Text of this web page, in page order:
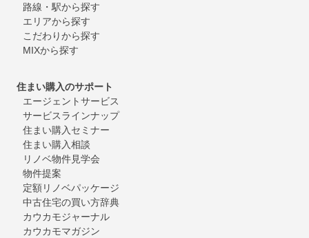
路線・駅から探す
エリアから探す
こだわりから探す
MIXから探す
住まい購入のサポート
エージェントサービス
サービスラインナップ
住まい購入セミナー
住まい購入相談
リノベ物件見学会
物件提案
定額リノベパッケージ
中古住宅の買い方辞典
カウカモジャーナル
カウカモマガジン